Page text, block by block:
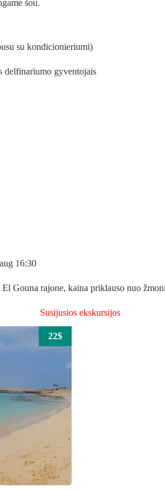
šou.
su kondicionieriumi)
delfinariumo gyventojais
16:30
Gouna rajone, kaina priklauso nuo
Susijusios ekskursijos
22$